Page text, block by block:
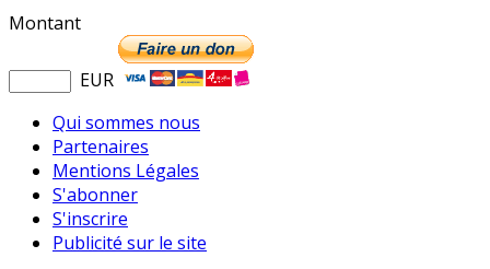
Montant
EUR
Qui sommes nous
Partenaires
Mentions Légales
S'abonner
S'inscrire
Publicité sur le site